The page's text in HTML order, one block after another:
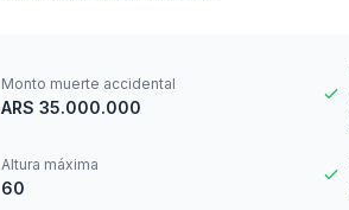
Monto muerte accidental
ARS 35.000.000
Altura máxima
60